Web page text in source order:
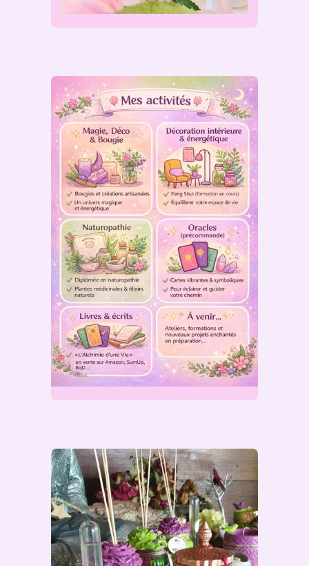
énergie
faire émerger des prises
de lumière et d’authenticité,
pour avancer à votre rythme et
réveiller l’alchimie intérieure.